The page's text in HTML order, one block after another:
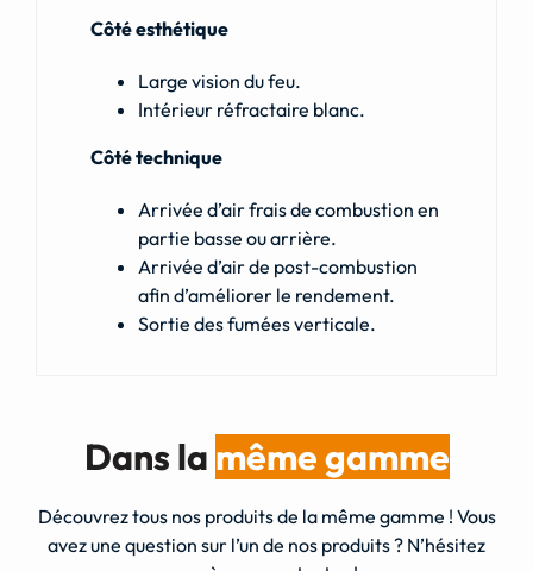
Côté esthétique
Large vision du feu.
Intérieur réfractaire blanc.
Côté technique
Arrivée d’air frais de combustion en
partie basse ou arrière.
Arrivée d’air de post-combustion
afin d’améliorer le rendement.
Sortie des fumées verticale.
Dans la même gamme
Découvrez tous nos produits de la même gamme ! Vous
avez une question sur l’un de nos produits ? N’hésitez